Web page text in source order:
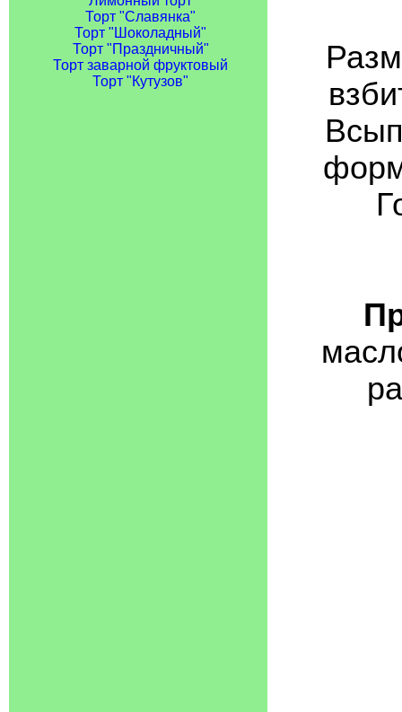
Торт "Славянка"
Торт "Шоколадный"
Торт "Праздничный"
Торт заварной фруктовый
Торт "Кутузов"